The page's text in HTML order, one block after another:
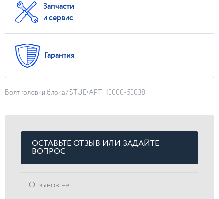
Запчасти
и сервис
Гарантия
Болт головки блока / STUD АРТ: 10000-50038
ОСТАВЬТЕ ОТЗЫВ ИЛИ ЗАДАЙТЕ
ВОПРОС
Отзывов нет